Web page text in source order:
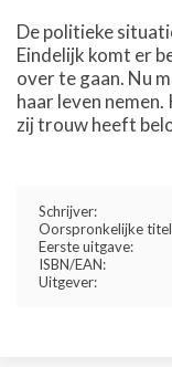
De politieke
Eindelijk komt er
over te gaan. Nu
haar leven nemen.
zij trouw heeft
Schrijver:
Oorspronkelijke
Eerste uitgave:
ISBN/EAN:
Uitgever: